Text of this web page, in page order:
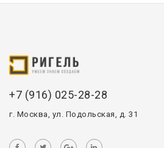
+7 (916) 025-28-28
г. Москва, ул. Подольская, д. 31